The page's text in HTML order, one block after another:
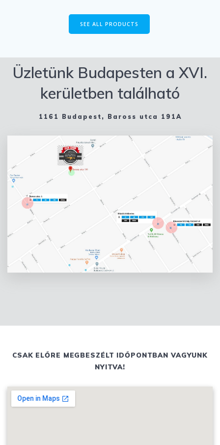
SEE ALL PRODUCTS
Üzletünk Budapesten a XVI.
kerületben található
1161 Budapest, Baross utca 191A
CSAK ELŐRE MEGBESZÉLT IDŐPONTBAN VAGYUNK
NYITVA!